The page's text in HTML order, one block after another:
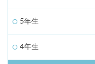
5年生
4年生